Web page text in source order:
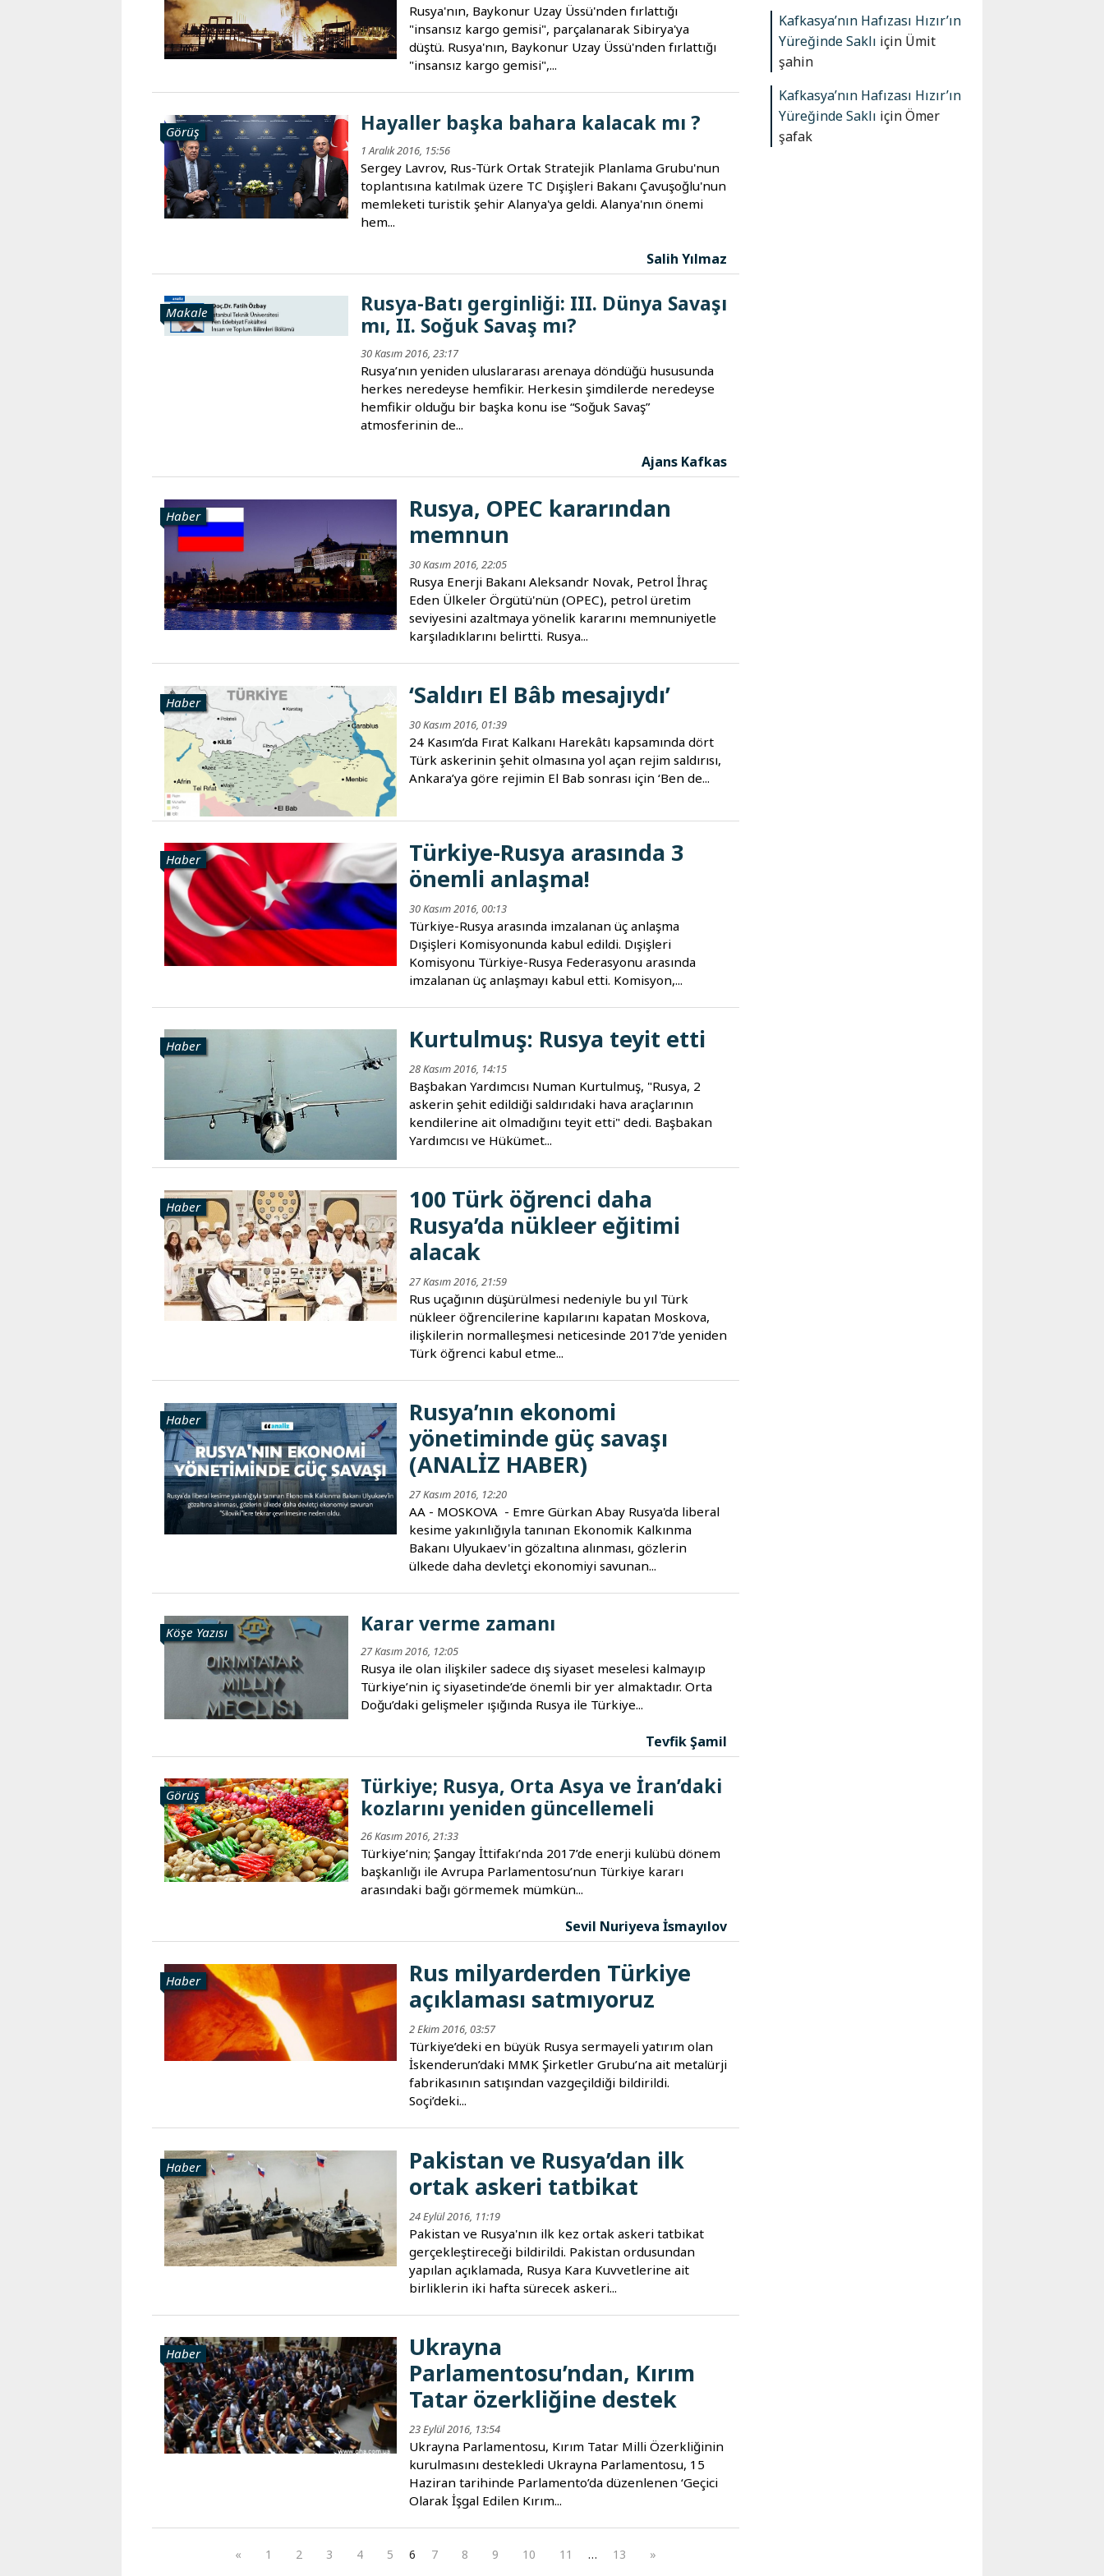
Karaçay-
Çerkes
Krasnodar
Kuzey
Osetya
Stavropol
Kray
Rusya'nın, Baykonur Uzay Üssü'nden fırlattığı
"insansız kargo gemisi", parçalanarak Sibirya'ya
düştü. Rusya'nın, Baykonur Uzay Üssü'nden fırlattığı
"insansız kargo gemisi",...
Görüş Hayaller başka bahara kalacak mı ?
1 Aralık 2016, 15:56
Sergey Lavrov, Rus-Türk Ortak Stratejik Planlama Grubu'nun
toplantısına katılmak üzere TC Dışişleri Bakanı Çavuşoğlu'nun
memleketi turistik şehir Alanya'ya geldi. Alanya'nın önemi
hem...
Salih Yılmaz
Makale
Rusya-Batı gerginliği: III. Dünya Savaşı
mı, II. Soğuk Savaş mı?
30 Kasım 2016, 23:17
Rusya’nın yeniden uluslararası arenaya döndüğü hususunda
herkes neredeyse hemfikir. Herkesin şimdilerde neredeyse
hemfikir olduğu bir başka konu ise “Soğuk Savaş”
atmosferinin de...
Ajans Kafkas
Haber
Rusya, OPEC kararından
memnun
30 Kasım 2016, 22:05
Rusya Enerji Bakanı Aleksandr Novak, Petrol İhraç
Eden Ülkeler Örgütü'nün (OPEC), petrol üretim
seviyesini azaltmaya yönelik kararını memnuniyetle
karşıladıklarını belirtti. Rusya...
Haber ‘Saldırı El Bâb mesajıydı’
30 Kasım 2016, 01:39
24 Kasım’da Fırat Kalkanı Harekâtı kapsamında dört
Türk askerinin şehit olmasına yol açan rejim saldırısı,
Ankara’ya göre rejimin El Bab sonrası için ‘Ben de...
Haber
Türkiye-Rusya arasında 3
önemli anlaşma!
30 Kasım 2016, 00:13
Türkiye-Rusya arasında imzalanan üç anlaşma
Dışişleri Komisyonunda kabul edildi. Dışişleri
Komisyonu Türkiye-Rusya Federasyonu arasında
imzalanan üç anlaşmayı kabul etti. Komisyon,...
Haber Kurtulmuş: Rusya teyit etti
28 Kasım 2016, 14:15
Başbakan Yardımcısı Numan Kurtulmuş, "Rusya, 2
askerin şehit edildiği saldırıdaki hava araçlarının
kendilerine ait olmadığını teyit etti" dedi. Başbakan
Yardımcısı ve Hükümet...
Haber
100 Türk öğrenci daha
Rusya’da nükleer eğitimi
alacak
27 Kasım 2016, 21:59
Rus uçağının düşürülmesi nedeniyle bu yıl Türk
nükleer öğrencilerine kapılarını kapatan Moskova,
ilişkilerin normalleşmesi neticesinde 2017'de yeniden
Türk öğrenci kabul etme...
Haber
Rusya’nın ekonomi
yönetiminde güç savaşı
(ANALİZ HABER)
27 Kasım 2016, 12:20
AA - MOSKOVA - Emre Gürkan Abay Rusya'da liberal
kesime yakınlığıyla tanınan Ekonomik Kalkınma
Bakanı Ulyukaev'in gözaltına alınması, gözlerin
ülkede daha devletçi ekonomiyi savunan...
Köşe Yazısı Karar verme zamanı
27 Kasım 2016, 12:05
Rusya ile olan ilişkiler sadece dış siyaset meselesi kalmayıp
Türkiye’nin iç siyasetinde’de önemli bir yer almaktadır. Orta
Doğu’daki gelişmeler ışığında Rusya ile Türkiye...
Tevfik Şamil
Görüş
Türkiye; Rusya, Orta Asya ve İran’daki
kozlarını yeniden güncellemeli
26 Kasım 2016, 21:33
Türkiye’nin; Şangay İttifakı’nda 2017’de enerji kulübü dönem
başkanlığı ile Avrupa Parlamentosu’nun Türkiye kararı
arasındaki bağı görmemek mümkün...
Sevil Nuriyeva İsmayılov
Haber
Rus milyarderden Türkiye
açıklaması satmıyoruz
2 Ekim 2016, 03:57
Türkiye’deki en büyük Rusya sermayeli yatırım olan
İskenderun’daki MMK Şirketler Grubu’na ait metalürji
fabrikasının satışından vazgeçildiği bildirildi.
Soçi’deki...
Haber
Pakistan ve Rusya’dan ilk
ortak askeri tatbikat
24 Eylül 2016, 11:19
Pakistan ve Rusya'nın ilk kez ortak askeri tatbikat
gerçekleştireceği bildirildi. Pakistan ordusundan
yapılan açıklamada, Rusya Kara Kuvvetlerine ait
birliklerin iki hafta sürecek askeri...
Haber
Ukrayna
Parlamentosu’ndan, Kırım
Tatar özerkliğine destek
23 Eylül 2016, 13:54
Ukrayna Parlamentosu, Kırım Tatar Milli Özerkliğinin
kurulmasını destekledi Ukrayna Parlamentosu, 15
Haziran tarihinde Parlamento’da düzenlenen ‘Geçici
Olarak İşgal Edilen Kırım...
« 1 2 3 4 5 6 7 8 9 10 11 … 13 »
Kafkasya’nın Hafızası Hızır’ın
Yüreğinde Saklı için Ümit
şahin
Kafkasya’nın Hafızası Hızır’ın
Yüreğinde Saklı içinÖmer
şafak